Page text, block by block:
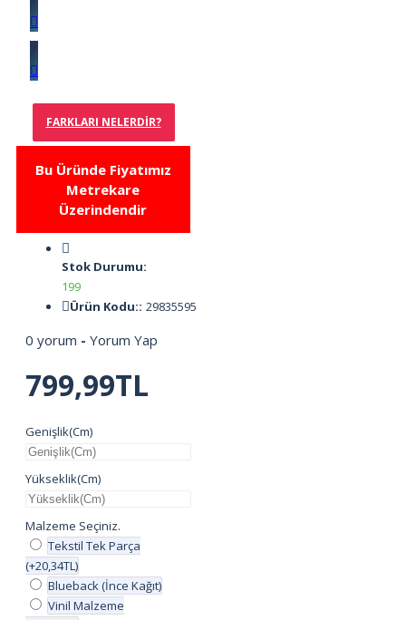
FARKLARI NELERDIR?
Bu Üründe Fiyatımız
Metrekare
Üzerindendir
Stok Durumu:
199
Ürün Kodu:: 29835595
0 yorum - Yorum Yap
799,99TL
Genişlik(Cm)
Yükseklik(Cm)
Malzeme Seçiniz.
Tekstil Tek Parça
(+20,34TL)
Blueback (İnce Kağıt)
Vinil Malzeme